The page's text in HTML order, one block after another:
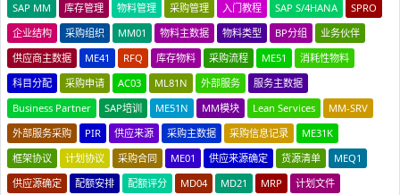
SAP MM
库存管理 物料管理 采购管理 入门教程 SAP S/4HANA
SPRO
企业结构
采购组织 MM01 物料主数据 物料类型 BP分组
业务伙伴
供应商主数据
ME41 RFQ 库存物料 采购流程 ME51
消耗性物料
科目分配
采购申请 AC03 ML81N 外部服务
服务主数据
Business Partner
SAP培训 ME51N MM模块 Lean Services
MM-SRV
外部服务采购
PIR 供应来源 采购主数据 采购信息记录
ME31K
框架协议
计划协议 采购合同 ME01 供应来源确定 货源清单
MEQ1
供应源确定
配额安排 配额评分 MD04 MD21 MRP
计划文件